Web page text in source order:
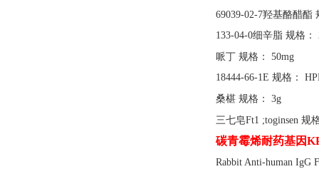
69039-02-7羟基酪醋酯
133-04-0细辛脂 规格：
哌丁 规格：
50mg
18444-66-1E 规格：
桑椹 规格： 3g
三七皂Ft1 ;toginsen 规
碳青霉烯耐药基因
Rabbit Anti-human IgG